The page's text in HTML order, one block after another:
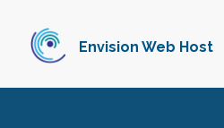
Envision Web Host